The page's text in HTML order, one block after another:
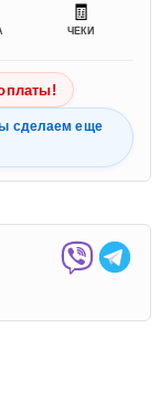
🧾
ЧЕКИ
сделаем еще